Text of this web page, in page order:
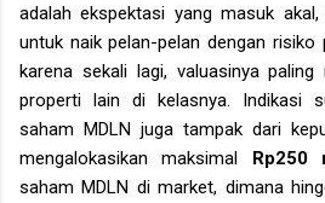
adalah ekspektasi yang masuk
untuk naik pelan-pelan dengan risiko
karena sekali lagi, valuasinya
properti lain di kelasnya. Indikasi
saham MDLN juga tampak dari
mengalokasikan maksimal Rp250
saham MDLN di market, dimana